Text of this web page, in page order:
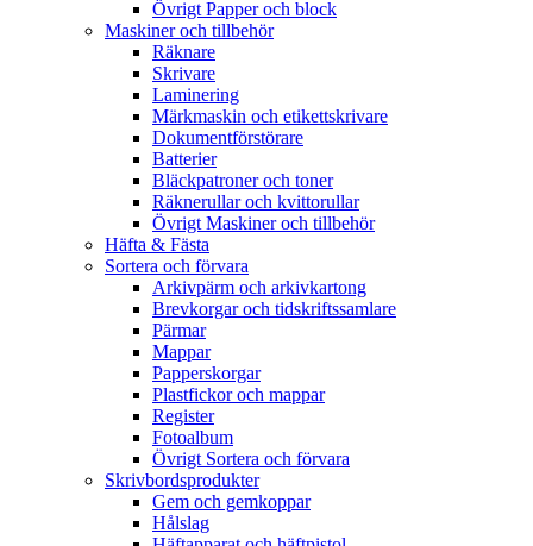
Övrigt Papper och block
Maskiner och tillbehör
Räknare
Skrivare
Laminering
Märkmaskin och etikettskrivare
Dokumentförstörare
Batterier
Bläckpatroner och toner
Räknerullar och kvittorullar
Övrigt Maskiner och tillbehör
Häfta & Fästa
Sortera och förvara
Arkivpärm och arkivkartong
Brevkorgar och tidskriftssamlare
Pärmar
Mappar
Papperskorgar
Plastfickor och mappar
Register
Fotoalbum
Övrigt Sortera och förvara
Skrivbordsprodukter
Gem och gemkoppar
Hålslag